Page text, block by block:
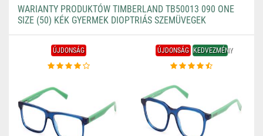
WARIANTY PRODUKTÓW TIMBERLAND TB50013 090 ONE
SIZE (50) KÉK GYERMEK DIOPTRIÁS SZEMÜVEGEK
ÚJDONSÁG ÚJDONSÁG KEDVEZMÉNY